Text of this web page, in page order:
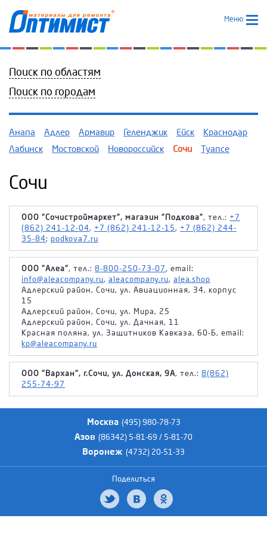
Меню
Поиск по областям
Поиск по городам
Анапа Адлер Армавир Геленджик Ейск
Краснодар
Лабинск
Мостовской Новороссийск Сочи Туапсе
Сочи
ООО "Сочистроймаркет", магазин "Подкова", тел.: +7
(862) 241-12-04, +7 (862) 241-12-15, +7 (862) 244-
35-84; podkova7.ru
ООО "Алеа", тел.: 8-800-250-73-07, email:
info@aleacompany.ru, aleacompany.ru, alea.shop
Адлерский район, Сочи, ул. Авиационная, 34, корпус
15
Адлерский район, Сочи, ул. Мира, 25
Адлерский район, Сочи, ул. Дачная, 11
Красная поляна, ул. Защитников Кавказа, 60-Б, email:
kp@aleacompany.ru
ООО "Вархан", г.Сочи, ул. Донская, 9А, тел.: 8(862)
255-74-97
Москва (495) 980-78-73
Азов (86342) 5-81-69 / 5-81-70
Воронеж (4732) 20-51-33
Поделиться